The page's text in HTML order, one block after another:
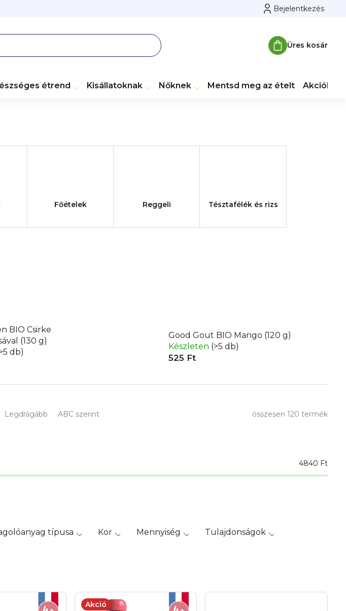
Bejelentkezés
Kosár
Üres kosár
étrend Kisállatoknak Nőknek Mentsd meg az ételt Akciók
Főételek Reggeli Tésztafélék és rizs
BIO Csirke
(130 g)
db)
Good Gout BIO Mango (120 g)
Készleten (>5 db)
525 Ft
Legdrágább ABC szerint összesen 120 termék
4840 Ft
típusa Kor Mennyiség Tulajdonságok
Akció